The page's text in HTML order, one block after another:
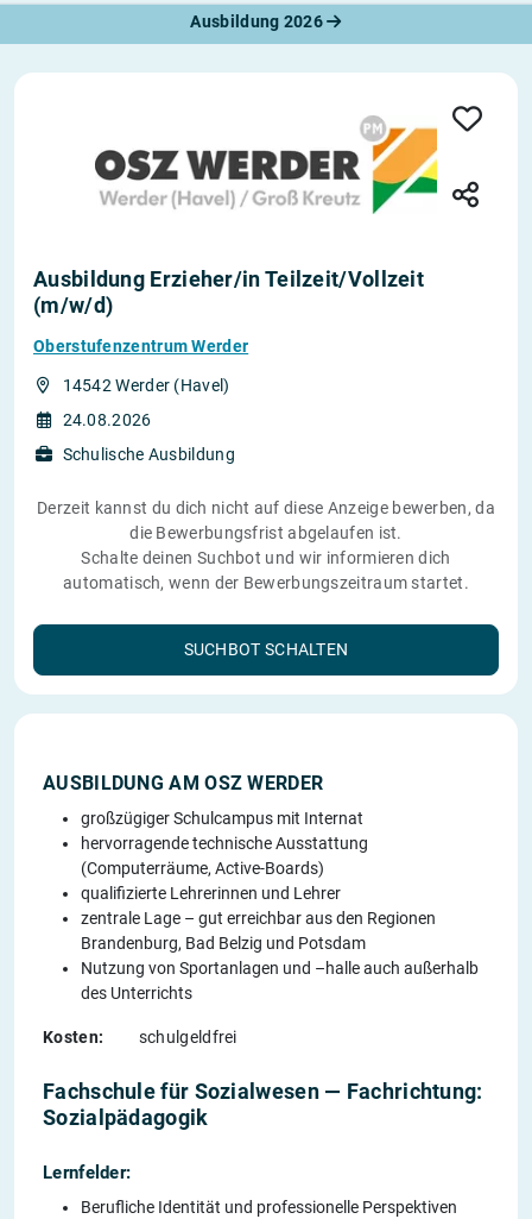
Ausbildung 2026
Ausbildung Erzieher/in Teilzeit/Vollzeit
(m/w/d)
Oberstufenzentrum Werder
14542 Werder (Havel)
24.08.2026
Schulische Ausbildung
Derzeit kannst du dich nicht auf diese Anzeige bewerben, da
die Bewerbungsfrist abgelaufen ist.
Schalte deinen Suchbot und wir informieren dich
automatisch, wenn der Bewerbungszeitraum startet.
SUCHBOT SCHALTEN
AUSBILDUNG AM OSZ WERDER
großzügiger Schulcampus mit Internat
hervorragende technische Ausstattung
(Computerräume, Active-Boards)
qualifizierte Lehrerinnen und Lehrer
zentrale Lage – gut erreichbar aus den Regionen
Brandenburg, Bad Belzig und Potsdam
Nutzung von Sportanlagen und –halle auch außerhalb
des Unterrichts
Kosten: schulgeldfrei
Fachschule für Sozialwesen — Fachrichtung:
Sozialpädagogik
Lernfelder:
Berufliche Identität und professionelle Perspektiven